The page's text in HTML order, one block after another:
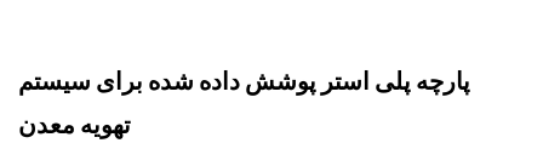
پارچه پلی استر پوشش داده شده برای سیستم
تهویه معدن